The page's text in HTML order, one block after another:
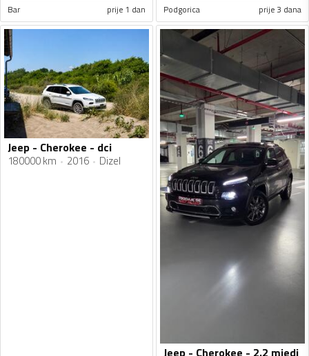
Bar prije 1 dan Podgorica prije 3 dana
Jeep - Cherokee - dci
180000 km 2016 Dizel
Jeep - Cherokee - 2.2 mjedi